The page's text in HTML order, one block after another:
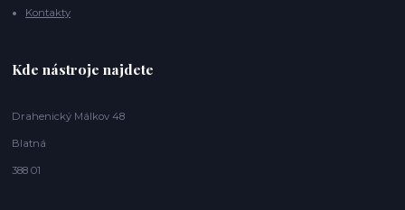
Kontakty
Kde nástroje najdete
Drahenický Málkov 48
Blatná
388 01